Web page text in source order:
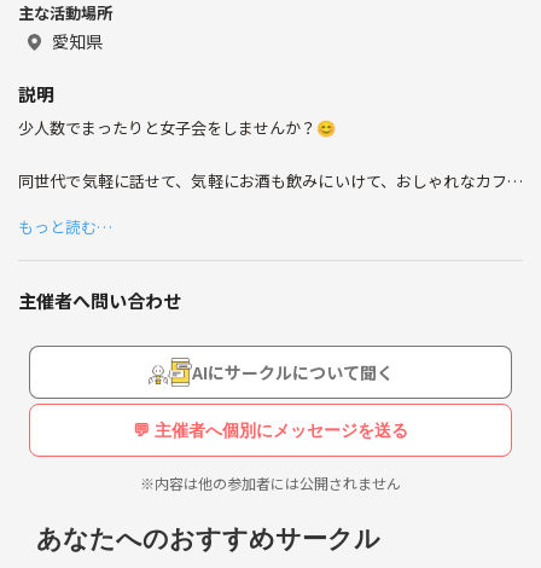
す。
主な活動場所
愛知県
説明
少人数でまったりと女子会をしませんか？😊
同世代で気軽に話せて、気軽にお酒も飲みにいけて、おしゃれなカフェ
大人数でワイワイするのも楽しいですが、
少人数でまったり交流を深めていけたらと思います。
2人～6人…多くても8人かな。(あまり多すぎてもテーブルの端と端で話
が出来ないので笑)
私は35才独身のフリーランサーです♪
資格があれば出来る仕事です。会った時にでも聞いて下さい＾＾
友達になるのに年齢は関係ないと思いますが、20代の頃のようにノリと
るこの場では年齢制限をさせて下さい。20代後半〜40代前半の方もご興
味があれば大歓迎です。
もっと読む…
主催者へ問い合わせ
AIにサークルについて聞く
💬 主催者へ個別にメッセージを送る
※内容は他の参加者には公開されません
あなたへのおすすめサークル